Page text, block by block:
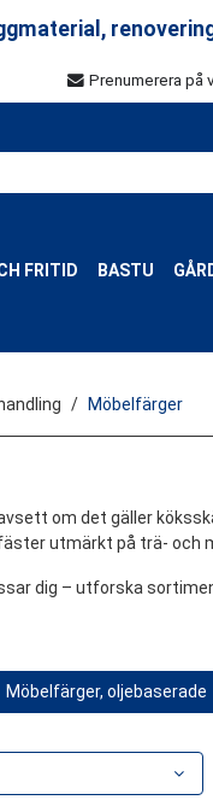
Prenumerera på
FRITID BASTU
Möbelfärger
om det gäller
utmärkt på trä- och
dig – utforska
Möbelfärger, oljebaserade